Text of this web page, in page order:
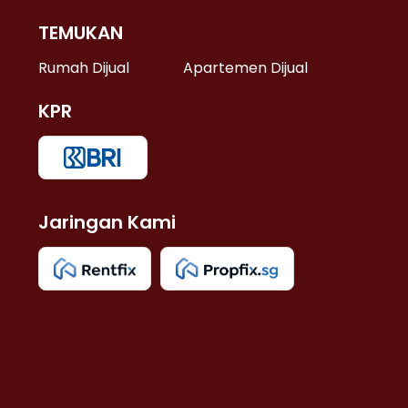
TEMUKAN
Rumah Dijual Apartemen Dijual
KPR
Jaringan Kami